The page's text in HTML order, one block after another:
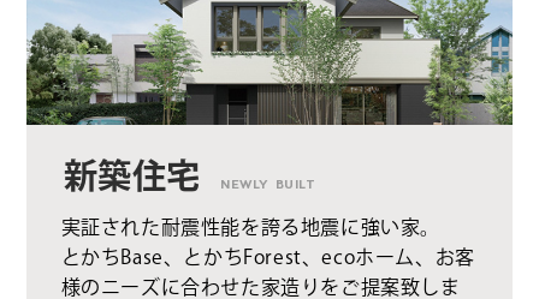
新築住宅 NEWLY BUILT
実証された耐震性能を誇る地震に強い家。
とかちBase、とかちForest、ecoホーム、お客
様のニーズに合わせた家造りをご提案致しま